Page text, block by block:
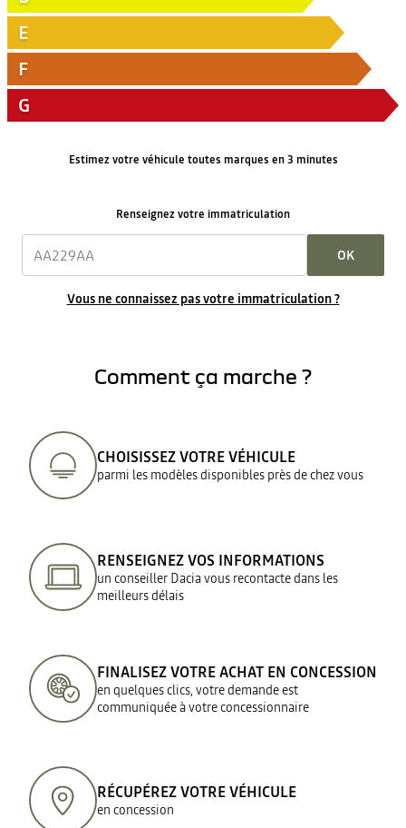
E
F
G
Estimez votre véhicule toutes marques en 3 minutes
Renseignez votre immatriculation
OK
Vous ne connaissez pas votre immatriculation ?
Comment ça marche ?
CHOISISSEZ VOTRE VÉHICULE
parmi les modèles disponibles près de chez vous
RENSEIGNEZ VOS INFORMATIONS
un conseiller Dacia vous recontacte dans les
meilleurs délais
FINALISEZ VOTRE ACHAT EN CONCESSION
en quelques clics, votre demande est
communiquée à votre concessionnaire
RÉCUPÉREZ VOTRE VÉHICULE
en concession